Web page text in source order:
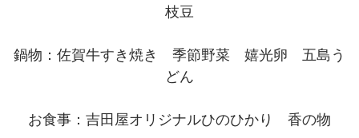
枝豆
鍋物：佐賀牛すき焼き 季節野菜 嬉光卵 五島う
どん
お食事：吉田屋オリジナルひのひかり 香の物